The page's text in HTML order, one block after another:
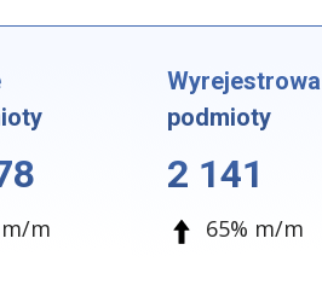
m
podmioty
2 141
65% m/m